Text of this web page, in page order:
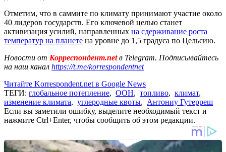
Отметим, что в саммите по климату принимают участие около
40 лидеров государств. Его ключевой целью станет
активизация усилий, направленных на сдерживание роста
температур на планете на уровне до 1,5 градуса по Цельсию.
Новости от Корреспондент.netв Telegram. Подписывайтесь
на наш канал https://t.me/korrespondentnet
Читайте Korrespondent.net в Google News
ТЕГИ: глобальное потепление, ООН, топливо, климат,
изменение климата, углеродные квоты, Антониу Гутерреш
Если вы заметили ошибку, выделите необходимый текст и
нажмите Ctrl+Enter, чтобы сообщить об этом редакции.